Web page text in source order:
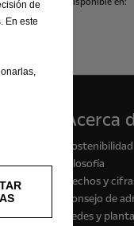
Acerca
Sostenibilidad
Filosofía
Hechos y
Consejo de
Sedes y
de
En este